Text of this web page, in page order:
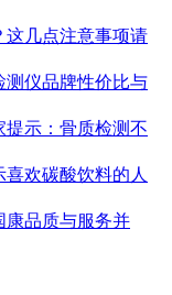
这几点注意事项请
测仪品牌性价比与
提示：骨质检测不
欢碳酸饮料的人
康品质与服务并